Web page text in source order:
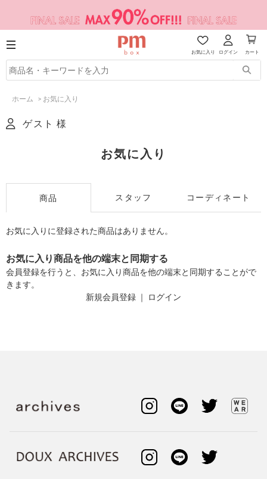
お気に入り ログイン カート
ホーム > お気に入り
ゲスト 様
お気に入り
商品 スタッフ コーディネート
お気に入りに登録された商品はありません。
お気に入り商品を他の端末と同期する
会員登録を行うと、お気に入り商品を他の端末と同期することがで
きます。
新規会員登録 ｜ ログイン